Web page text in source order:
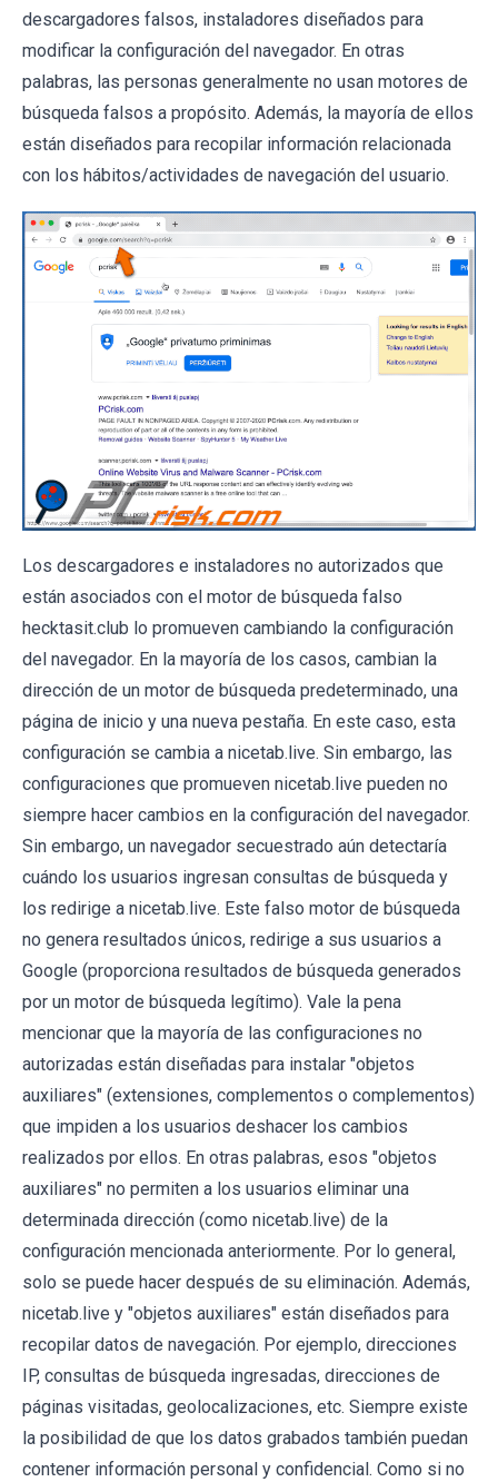
descargadores falsos, instaladores diseñados para
modificar la configuración del navegador. En otras
palabras, las personas generalmente no usan motores de
búsqueda falsos a propósito. Además, la mayoría de ellos
están diseñados para recopilar información relacionada
con los hábitos/actividades de navegación del usuario.
Los descargadores e instaladores no autorizados que
están asociados con el motor de búsqueda falso
hecktasit.club lo promueven cambiando la configuración
del navegador. En la mayoría de los casos, cambian la
dirección de un motor de búsqueda predeterminado, una
página de inicio y una nueva pestaña. En este caso, esta
configuración se cambia a nicetab.live. Sin embargo, las
configuraciones que promueven nicetab.live pueden no
siempre hacer cambios en la configuración del navegador.
Sin embargo, un navegador secuestrado aún detectaría
cuándo los usuarios ingresan consultas de búsqueda y
los redirige a nicetab.live. Este falso motor de búsqueda
no genera resultados únicos, redirige a sus usuarios a
Google (proporciona resultados de búsqueda generados
por un motor de búsqueda legítimo). Vale la pena
mencionar que la mayoría de las configuraciones no
autorizadas están diseñadas para instalar "objetos
auxiliares" (extensiones, complementos o complementos)
que impiden a los usuarios deshacer los cambios
realizados por ellos. En otras palabras, esos "objetos
auxiliares" no permiten a los usuarios eliminar una
determinada dirección (como nicetab.live) de la
configuración mencionada anteriormente. Por lo general,
solo se puede hacer después de su eliminación. Además,
nicetab.live y "objetos auxiliares" están diseñados para
recopilar datos de navegación. Por ejemplo, direcciones
IP, consultas de búsqueda ingresadas, direcciones de
páginas visitadas, geolocalizaciones, etc. Siempre existe
la posibilidad de que los datos grabados también puedan
contener información personal y confidencial. Como si no